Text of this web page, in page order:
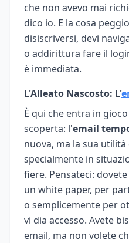
che non avevo mai
dico io. E la cosa
disiscriversi, devi
o addirittura fare il
è immediata.
L'Alleato Nascosto: L'
È qui che entra in
scoperta: l'email
nuova, ma la sua
specialmente in
fiere. Pensateci:
un white paper, per
o semplicemente per
vi dia accesso. Avete
email, ma non volete